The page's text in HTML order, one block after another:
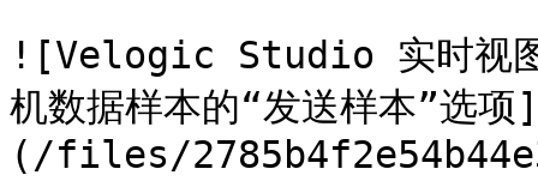
![Velogic Studio 实时视图
机数据样本的“发送样本”选项]
(/files/